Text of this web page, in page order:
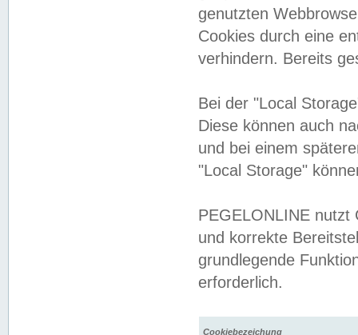
genutzten
Cookies durch eine
verhindern. Bereits
Bei der "Local
Diese können auch
und bei einem
"Local Storage"
PEGELONLINE nutzt
und korrekte
grundlegende
erforderlich.
Cookiebezeichung